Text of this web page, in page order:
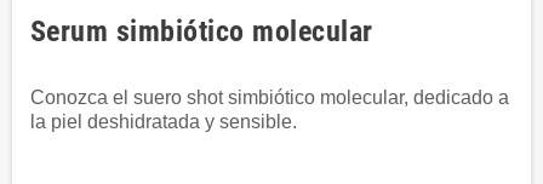
Serum simbiótico molecular
Conozca el suero shot simbiótico molecular, dedicado a
la piel deshidratada y sensible.